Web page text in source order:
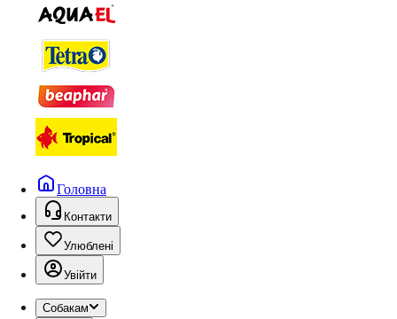
Головна
Контакти
Улюблені
Увійти
Собакам